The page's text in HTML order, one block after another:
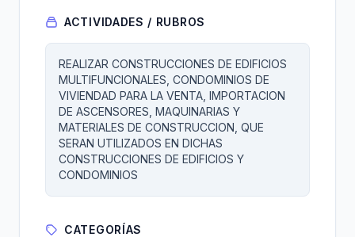
ACTIVIDADES / RUBROS
REALIZAR CONSTRUCCIONES DE EDIFICIOS
MULTIFUNCIONALES, CONDOMINIOS DE
VIVIENDAD PARA LA VENTA, IMPORTACION
DE ASCENSORES, MAQUINARIAS Y
MATERIALES DE CONSTRUCCION, QUE
SERAN UTILIZADOS EN DICHAS
CONSTRUCCIONES DE EDIFICIOS Y
CONDOMINIOS
CATEGORÍAS